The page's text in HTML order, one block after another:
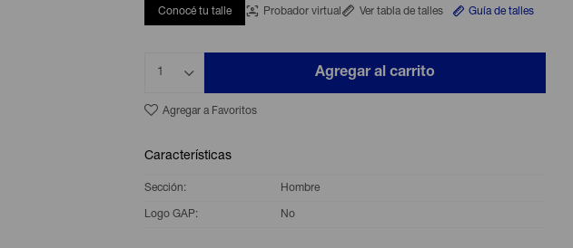
Conocé tu talle Probador virtual Ver tabla de talles Guía de talles
1 Agregar al carrito
Características
Sección Hombre
Logo GAP No